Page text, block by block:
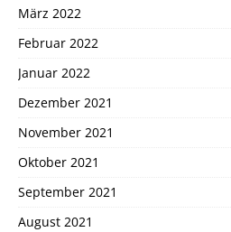
März 2022
Februar 2022
Januar 2022
Dezember 2021
November 2021
Oktober 2021
September 2021
August 2021